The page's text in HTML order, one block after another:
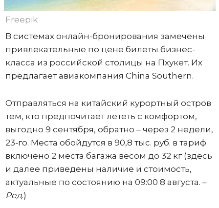
Freepik
В системах онлайн-бронирования замечены
привлекательные по цене билеты бизнес-
класса из российской столицы на Пхукет. Их
предлагает авиакомпания China Southern.
Отправляться на китайский курортный остров
тем, кто предпочитает лететь с комфортом,
выгодно 9 сентября, обратно – через 2 недели,
23-го. Места обойдутся в 90,8 тыс. руб. в тариф
включено 2 места багажа весом до 32 кг (здесь
и далее приведены наличие и стоимость,
актуальные по состоянию на 09:00 8 августа. –
Ред.)